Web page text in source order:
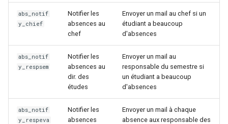
abs_notif
y_chief
Notifier les
absences au
chef
Envoyer un mail au chef si un
étudiant a beaucoup
d'absences
abs_notif
y_respsem
Notifier les
absences au
dir. des
études
Envoyer un mail au
responsable du semestre si
un étudiant a beaucoup
d'absences
abs_notif
y_respeva
Notifier les
absences
Envoyer un mail à chaque
absence aux responsable des